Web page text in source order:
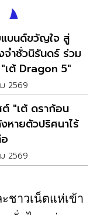
บนด์ขวัญใจ สู่
จำชั่วนิรันดร์ ร่วม
เต้ Dragon 5"
2569
"เต้ ดราก้อน
หายตัวปริศนาไร้
2569
ชาวเน็ตแห่เข้า